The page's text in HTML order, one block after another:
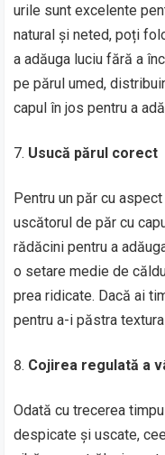
urile sunt excelente
natural și neted, poți
a adăuga luciu fără a
pe părul umed,
capul în jos pentru a
Usucă părul corect
Pentru un păr cu
uscătorul de păr cu
rădăcini pentru a
o setare medie de
prea ridicate. Dacă ai
pentru a-i păstra
Cojirea regulată a
Odată cu trecerea
despicate și uscate,